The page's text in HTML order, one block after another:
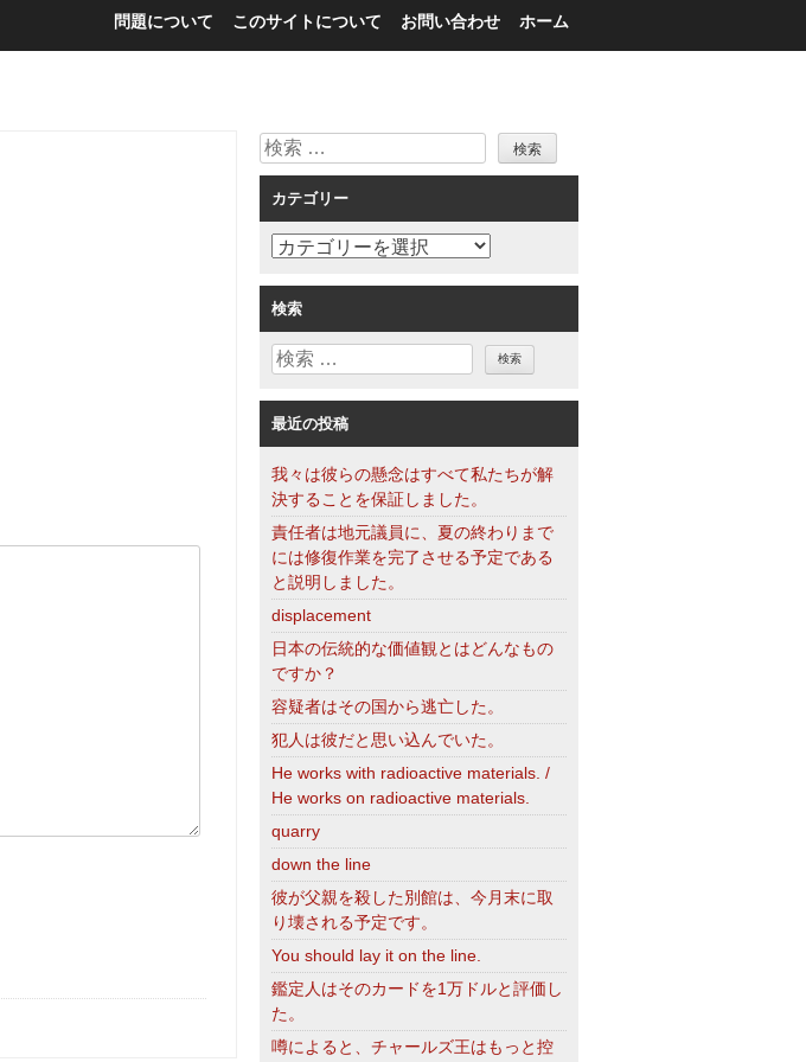
ホーム
お問い合わせ
このサイトについて
問題について
検
索
カテゴリー
カ
ゴ
リ
ー
検索
検
最近の投稿
我々は彼らの懸念はすべて私たちが解
決することを保証しました。
責任者は地元議員に、夏の終わりまで
には修復作業を完了させる予定である
と説明しました。
displacement
日本の伝統的な価値観とはどんなもの
ですか？
容疑者はその国から逃亡した。
犯人は彼だと思い込んでいた。
He works with radioactive materials. /
He works on radioactive materials.
quarry
down the line
彼が父親を殺した別館は、今月末に取
り壊される予定です。
You should lay it on the line.
鑑定人はそのカードを1万ドルと評価し
た。
噂によると、チャールズ王はもっと控